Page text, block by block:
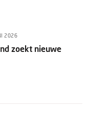
2026
zoekt nieuwe